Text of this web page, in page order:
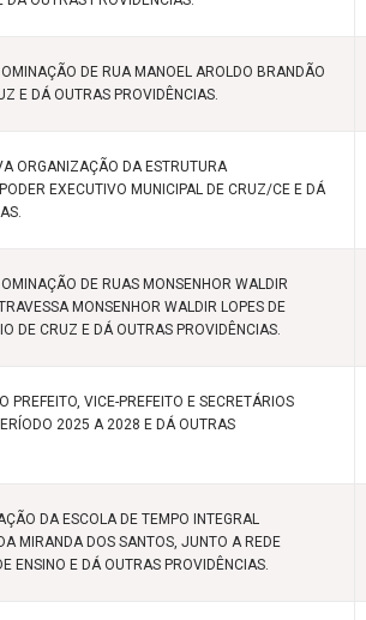
DE RUA MANOEL AROLDO BRANDÃO
E DÁ OUTRAS PROVIDÊNCIAS.
ORGANIZAÇÃO DA ESTRUTURA
EXECUTIVO MUNICIPAL DE CRUZ/CE E DÁ
DE RUAS MONSENHOR WALDIR
MONSENHOR WALDIR LOPES DE
DE CRUZ E DÁ OUTRAS PROVIDÊNCIAS.
PREFEITO, VICE-PREFEITO E SECRETÁRIOS
2025 A 2028 E DÁ OUTRAS
DA ESCOLA DE TEMPO INTEGRAL
MIRANDA DOS SANTOS, JUNTO A REDE
ENSINO E DÁ OUTRAS PROVIDÊNCIAS.